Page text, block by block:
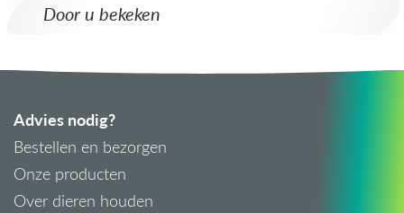
Door u bekeken
Advies nodig?
Bestellen en bezorgen
Onze producten
Over dieren houden